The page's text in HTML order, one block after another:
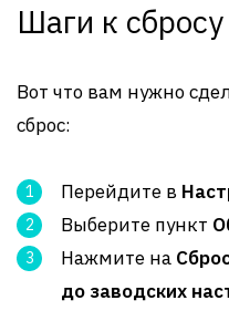
Шаги к
Вот что вам нужно
сброс:
Перейдите в
Выберите пункт
Нажмите на
до заводских